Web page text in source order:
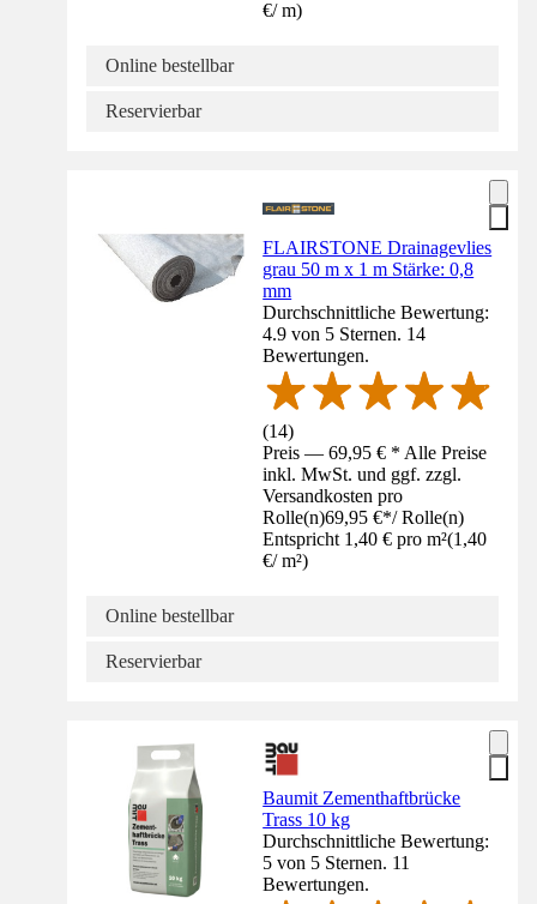
€/ m)
Online bestellbar
Reservierbar
FLAIRSTONE Drainagevlies
grau 50 m x 1 m Stärke: 0,8
mm
Durchschnittliche Bewertung:
4.9 von 5 Sternen. 14
Bewertungen.
(14)
Preis — 69,95 € * Alle Preise
inkl. MwSt. und ggf. zzgl.
Versandkosten pro
Rolle(n)69,95 €*/ Rolle(n)
Entspricht 1,40 € pro m²(1,40
€/ m²)
Online bestellbar
Reservierbar
Baumit Zementhaftbrücke
Trass 10 kg
Durchschnittliche Bewertung:
5 von 5 Sternen. 11
Bewertungen.